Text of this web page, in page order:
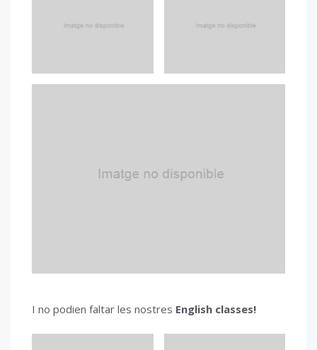
I no podien faltar les nostres English classes!